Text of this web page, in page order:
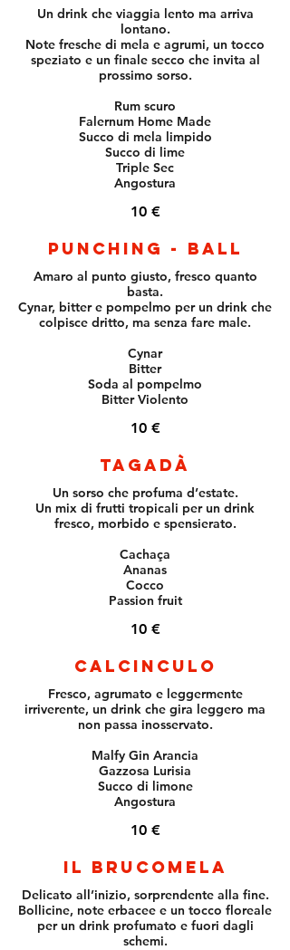
Un drink che viaggia lento ma arriva
lontano.
Note fresche di mela e agrumi, un tocco
speziato e un finale secco che invita al
prossimo sorso.
Rum scuro
Falernum Home Made
Succo di mela limpido
Succo di lime
Triple Sec
Angostura
10 €
Punching - Ball
Amaro al punto giusto, fresco quanto
basta.
Cynar, bitter e pompelmo per un drink che
colpisce dritto, ma senza fare male.
Cynar
Bitter
Soda al pompelmo
Bitter Violento
10 €
Tagadà
Un sorso che profuma d’estate.
Un mix di frutti tropicali per un drink
fresco, morbido e spensierato.
Cachaça
Ananas
Cocco
Passion fruit
10 €
Calcinculo
Fresco, agrumato e leggermente
irriverente, un drink che gira leggero ma
non passa inosservato.
Malfy Gin Arancia
Gazzosa Lurisia
Succo di limone
Angostura
10 €
Il Brucomela
Delicato all’inizio, sorprendente alla fine.
Bollicine, note erbacee e un tocco floreale
per un drink profumato e fuori dagli
schemi.